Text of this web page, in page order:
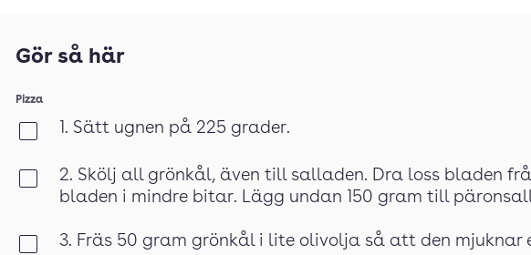
Gör så här
Pizza
1. Sätt ugnen på 225 grader.
2. Skölj all grönkål, även till salladen. Dra loss bladen
bladen i mindre bitar. Lägg undan 150 gram till
3. Fräs 50 gram grönkål i lite olivolja så att den mjuknar